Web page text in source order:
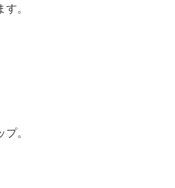
す。
プ。